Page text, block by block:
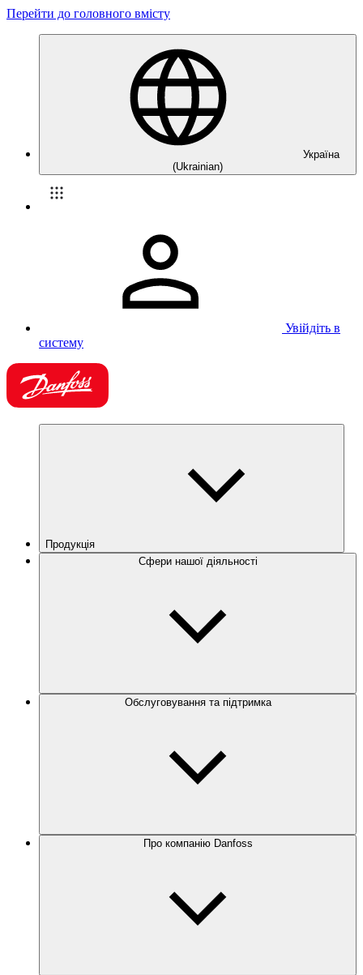
Перейти до головного вмісту
Україна
(Ukrainian)
Увійдіть в
систему
Продукція
Сфери нашої діяльності
Обслуговування та підтримка
Про компанію Danfoss